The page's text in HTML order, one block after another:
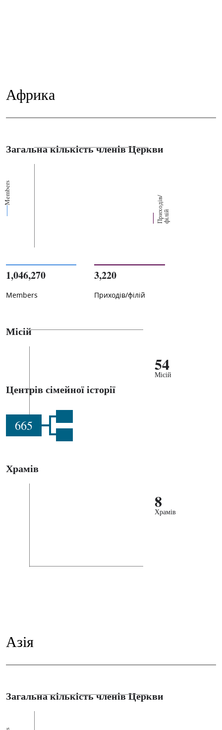
Африка
Загальна кількість членів Церкви
Members
П
р
их
о
д
і
в
/
ф
і
л
ій
1,046,270
Members
3,220
Приходів/філій
Місій
54
Місій
Центрів сімейної історії
665
Храмів
8
Храмів
Азія
Загальна кількість членів Церкви